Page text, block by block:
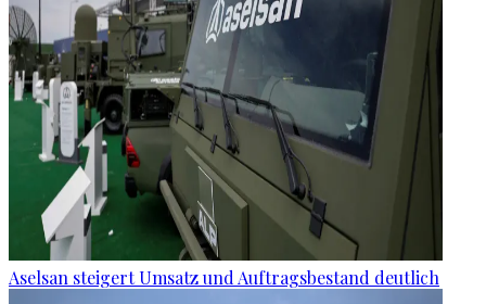
Aselsan steigert Umsatz und Auftragsbestand deutlich